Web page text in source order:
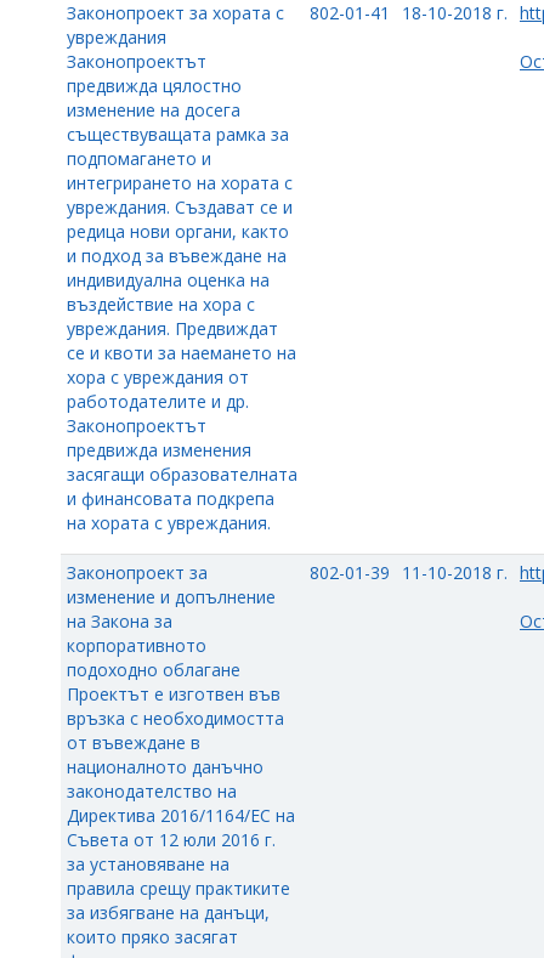
Законопроект за хората с
увреждания
Законопроектът
предвижда цялостно
изменение на досега
съществуващата рамка за
подпомагането и
интегрирането на хората с
увреждания. Създават се и
редица нови органи, както
и подход за въвеждане на
индивидуална оценка на
въздействие на хора с
увреждания. Предвиждат
се и квоти за наемането на
хора с увреждания от
работодателите и др.
Законопроектът
предвижда изменения
засягащи образователната
и финансовата подкрепа
на хората с увреждания.
802-01-41 18-10-2018 г.
Законопроект за
изменение и допълнение
на Закона за
корпоративното
подоходно облагане
Проектът е изготвен във
връзка с необходимостта
от въвеждане в
националното данъчно
законодателство на
Директива 2016/1164/ЕС на
Съвета от 12 юли 2016 г.
за установяване на
правила срещу практиките
за избягване на данъци,
които пряко засягат
802-01-39 11-10-2018 г.